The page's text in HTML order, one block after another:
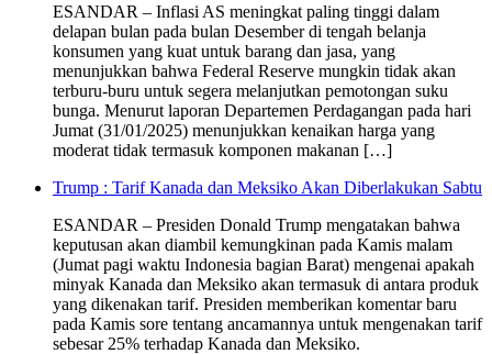
ESANDAR – Inflasi AS meningkat paling tinggi dalam
delapan bulan pada bulan Desember di tengah belanja
konsumen yang kuat untuk barang dan jasa, yang
menunjukkan bahwa Federal Reserve mungkin tidak akan
terburu-buru untuk segera melanjutkan pemotongan suku
bunga. Menurut laporan Departemen Perdagangan pada hari
Jumat (31/01/2025) menunjukkan kenaikan harga yang
moderat tidak termasuk komponen makanan […]
Trump : Tarif Kanada dan Meksiko Akan Diberlakukan Sabtu
ESANDAR – Presiden Donald Trump mengatakan bahwa
keputusan akan diambil kemungkinan pada Kamis malam
(Jumat pagi waktu Indonesia bagian Barat) mengenai apakah
minyak Kanada dan Meksiko akan termasuk di antara produk
yang dikenakan tarif. Presiden memberikan komentar baru
pada Kamis sore tentang ancamannya untuk mengenakan tarif
sebesar 25% terhadap Kanada dan Meksiko.